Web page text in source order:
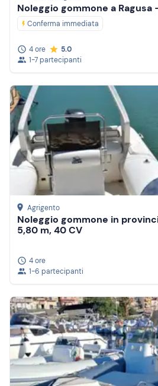
Noleggio gommone a Ragusa
Conferma immediata
4 ore
5.0
1-7 partecipanti
Agrigento
Noleggio gommone in
5,80 m, 40 CV
4 ore
1-6 partecipanti